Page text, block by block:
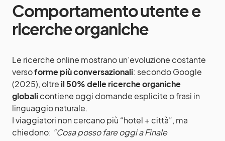
Comportamento utente e
ricerche organiche
Le ricerche online mostrano un’evoluzione costante
versoforme più conversazionali: secondo Google
(2025), oltre il 50% delle ricerche organiche
globali contiene oggi domande esplicite o frasi in
linguaggio naturale.
I viaggiatori non cercano più “hotel + città”, ma
chiedono: “Cosa posso fare oggi a Finale